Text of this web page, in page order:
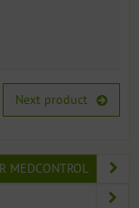
Next product
MEDCONTROL